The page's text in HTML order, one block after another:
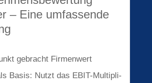
– Eine umfas­sen­de
gebracht Firmen­wert
Basis: Nutzt das EBIT-Multi­pli­